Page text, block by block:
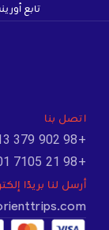
تابع
اتصل بنا
+98 902 379 3213
+98 21 7105 7401
أرسل لنا بريدًا